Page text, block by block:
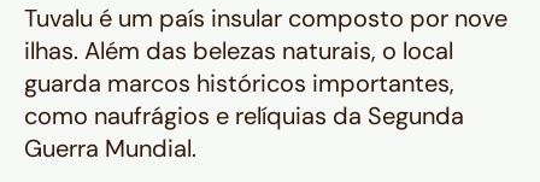
Tuvalu é um país insular composto por nove
ilhas. Além das belezas naturais, o local
guarda marcos históricos importantes,
como naufrágios e relíquias da Segunda
Guerra Mundial.